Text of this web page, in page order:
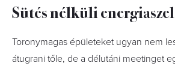
Sütés nélküli
Toronymagas épületeket ugyan nem
átugrani tőle, de a délutáni meetinget